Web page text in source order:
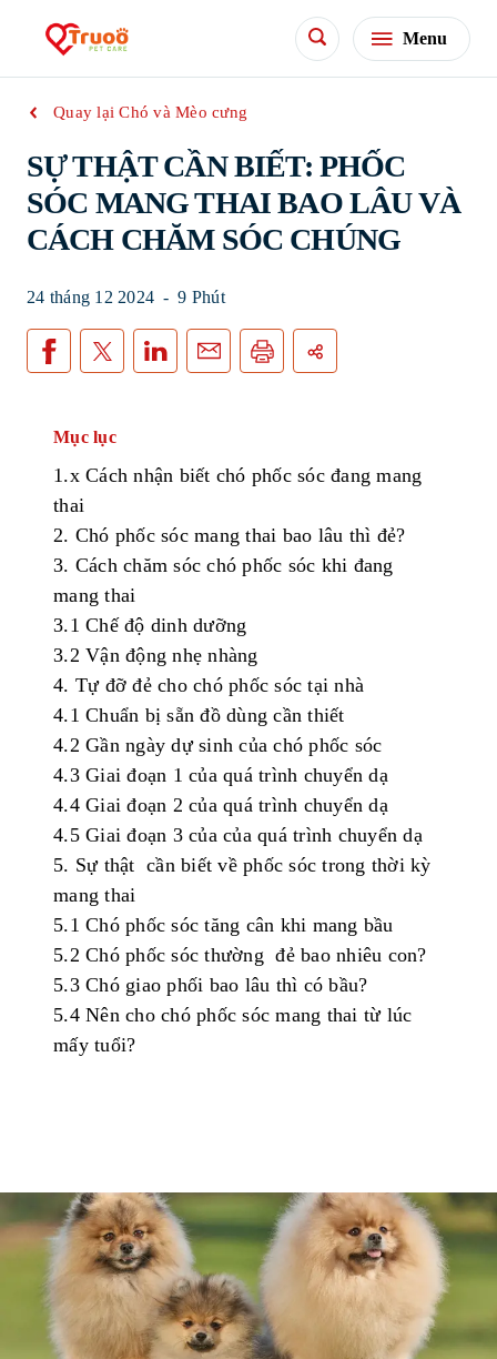
Menu
Quay lại Chó và Mèo cưng
SỰ THẬT CẦN BIẾT: PHỐC
SÓC MANG THAI BAO LÂU VÀ
CÁCH CHĂM SÓC CHÚNG
24 tháng 12 2024 - 9 Phút
Mục lục
1.x Cách nhận biết chó phốc sóc đang mang
thai
2. Chó phốc sóc mang thai bao lâu thì đẻ?
3. Cách chăm sóc chó phốc sóc khi đang
mang thai
3.1 Chế độ dinh dưỡng
3.2 Vận động nhẹ nhàng
4. Tự đỡ đẻ cho chó phốc sóc tại nhà
4.1 Chuẩn bị sẵn đồ dùng cần thiết
4.2 Gần ngày dự sinh của chó phốc sóc
4.3 Giaiđoạn 1 của quá trình chuyển dạ
4.4 Giaiđoạn 2 của quá trình chuyển dạ
4.5Giaiđoạn 3 của của quá trình chuyển dạ
5. Sự thật cần biết về phốc sóc trong thời kỳ
mang thai
5.1 Chó phốc sóc tăng cân khi mang bầu
5.2 Chó phốc sóc thường đẻbao nhiêu con?
5.3 Chó giao phối bao lâu thì có bầu?
5.4 Nên cho chó phốc sóc mang thai từ lúc
mấy tuổi?